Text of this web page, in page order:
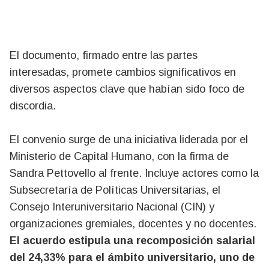
El documento, firmado entre las partes
interesadas, promete cambios significativos en
diversos aspectos clave que habían sido foco de
discordia.
El convenio surge de una iniciativa liderada por el
Ministerio de Capital Humano, con la firma de
Sandra Pettovello al frente. Incluye actores como la
Subsecretaría de Políticas Universitarias, el
Consejo Interuniversitario Nacional (CIN) y
organizaciones gremiales, docentes y no docentes.
El acuerdo estipula una recomposición salarial
del 24,33% para el ámbito universitario, uno de